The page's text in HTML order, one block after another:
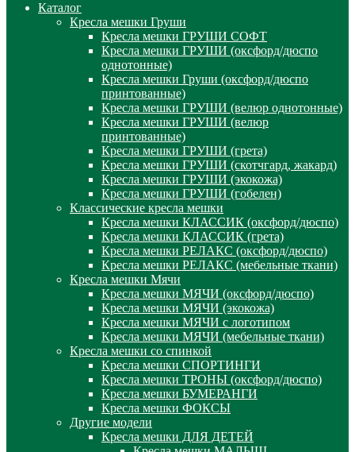
Каталог
Кресла мешки Груши
Кресла мешки ГРУШИ СОФТ
Кресла мешки ГРУШИ (оксфорд/дюспо
однотонные)
Кресла мешки Груши (оксфорд/дюспо
принтованные)
Кресла мешки ГРУШИ (велюр однотонные)
Кресла мешки ГРУШИ (велюр
принтованные)
Кресла мешки ГРУШИ (грета)
Кресла мешки ГРУШИ (скотчгард, жакард)
Кресла мешки ГРУШИ (экокожа)
Кресла мешки ГРУШИ (гобелен)
Классические кресла мешки
Кресла мешки КЛАССИК (оксфорд/дюспо)
Кресла мешки КЛАССИК (грета)
Креслa мешки РЕЛАКС (оксфорд/дюспо)
Креслa мешки РЕЛАКС (мебельные ткани)
Кресла мешки Мячи
Кресла мешки МЯЧИ (оксфорд/дюспо)
Кресла мешки МЯЧИ (экокожа)
Кресла мешки МЯЧИ с логотипом
Кресла мешки МЯЧИ (мебельные ткани)
Кресла мешки со спинкой
Кресла мешки СПОРТИНГИ
Кресла мешки ТРОНЫ (оксфорд/дюспо)
Кресла мешки БУМЕРАНГИ
Кресла мешки ФОКСЫ
Другие модели
Кресла мешки ДЛЯ ДЕТЕЙ